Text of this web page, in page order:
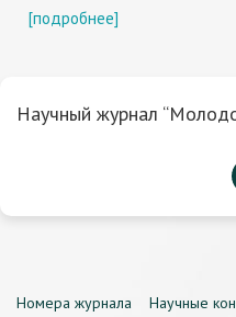
[подробнее]
Научный журнал
Номера журнала Научные